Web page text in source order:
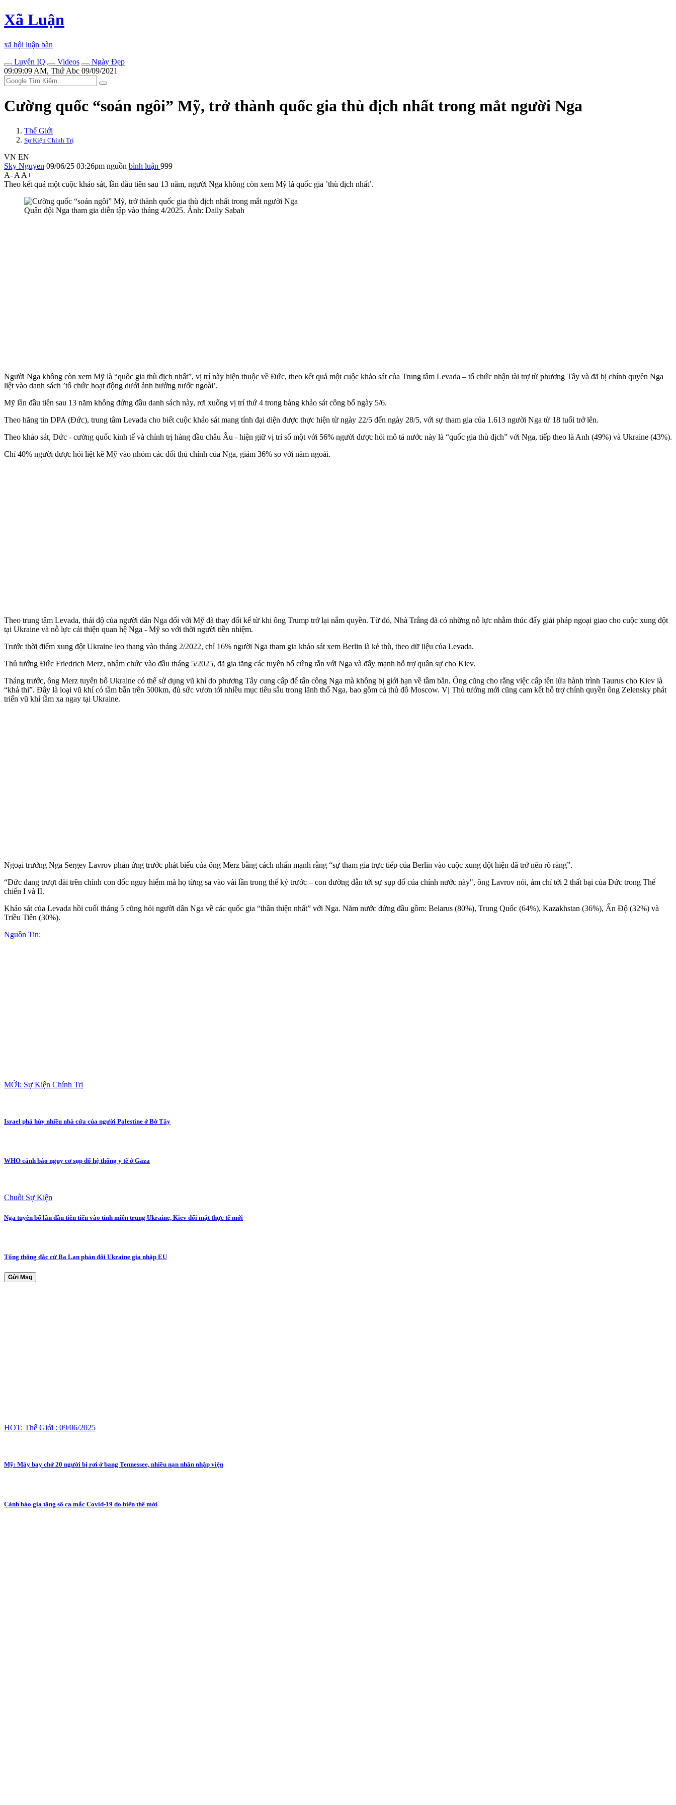
Xã Luận
xã hội luận bàn
Luyện IQ
Videos
Ngày Đẹp
09:09:09 AM, Thứ Abc 09/09/2021
Cường quốc “soán ngôi” Mỹ, trở thành quốc gia thù địch nhất trong mắt người Nga
Thế Giới
Sự Kiện Chính Trị
VN EN
Sky Nguyen 09/06/25 03:26pm nguồn bình luận 999
A- A A+
Theo kết quả một cuộc khảo sát, lần đầu tiên sau 13 năm, người Nga không còn xem Mỹ là quốc gia ’thù địch nhất’.
Quân đội Nga tham gia diễn tập vào tháng 4/2025. Ảnh: Daily Sabah
Người Nga không còn xem Mỹ là “quốc gia thù địch nhất”, vị trí này hiện thuộc về Đức, theo kết quả một cuộc khảo sát của Trung tâm Levada – tổ chức nhận tài trợ từ phương Tây và đã bị chính quyền Nga
liệt vào danh sách ’tổ chức hoạt động dưới ảnh hưởng nước ngoài’.
Mỹ lần đầu tiên sau 13 năm không đứng đầu danh sách này, rơi xuống vị trí thứ 4 trong bảng khảo sát công bố ngày 5/6.
Theo hãng tin DPA (Đức), trung tâm Levada cho biết cuộc khảo sát mang tính đại diện được thực hiện từ ngày 22/5 đến ngày 28/5, với sự tham gia của 1.613 người Nga từ 1‌8 tuổ‌i trở lên.
Theo khảo sát, Đức - cường quốc kinh tế và chính trị hàng đầu châu Âu - hiện giữ vị trí số một với 56% người được hỏi mô tả nước này là “quốc gia thù địch” với Nga, tiếp theo là Anh (49%) và Ukraine (43%).
Chỉ 40% người được hỏi liệt kê Mỹ vào nhóm các đối thủ chính của Nga, giảm 36% so với năm ngoái.
Theo trung tâm Levada, thái độ của người dân Nga đối với Mỹ đã thay đổi kể từ khi ông Trump trở lại nắm quyền. Từ đó, Nhà Trắng đã có những nỗ lực nhằm thúc đẩy giải pháp ngoại giao cho cuộc xung đột
tại Ukraine và nỗ lực cải thiện quan hệ Nga - Mỹ so với thời người tiền nhiệm.
Trước thời điểm xung đột Ukraine leo thang vào tháng 2/2022, chỉ 16% người Nga tham gia khảo sát xem Berlin là kẻ thù, theo dữ liệu của Levada.
Thủ tướng Đức Friedrich Merz, nhậm chức vào đầu tháng 5/2025, đã gia tăng các tuyên bố cứng rắn với Nga và đẩy mạnh hỗ trợ quân sự cho Kiev.
Tháng trước, ông Merz tuyên bố Ukraine có thể sử dụng vũ khí do phương Tây cung cấp để tấn công Nga mà không bị giới hạn về tầm bắn. Ông cũng cho rằng việc cấp tên lửa hành trình Taurus cho Kiev là
“khả thi”. Đây là loại vũ khí có tầm bắn trên 500km, đủ sức vươn tới nhiều mục tiêu sâu trong lãnh thổ Nga, bao gồm cả thủ đô Moscow. Vị Thủ tướng mới cũng cam kết hỗ trợ chính quyền ông Zelensky phát
triển vũ khí tầm xa ngay tại Ukraine.
Ngoại trưởng Nga Sergey Lavrov phản ứng trước phát biểu của ông Merz bằng cách nhấn mạnh rằng “sự tham gia trực tiếp của Berlin vào cuộc xung đột hiện đã trở nên rõ ràng”.
“Đức đang trượt dài trên chính con dốc nguy hiểm mà họ từng sa vào vài lần trong thế kỷ trước – con đường dẫn tới sự sụp đổ của chính nước này", ông Lavrov nói, ám chỉ tới 2 thất bại của Đức trong Thế
chiến I và II.
Khảo sát của Levada hồi cuối tháng 5 cũng hỏi người dân Nga về các quốc gia “thân thiện nhất” với Nga. Năm nước đứng đầu gồm: Belarus (80%), Trung Quốc (64%), Kazakhstan (36%), Ấn Độ (32%) và
Triều Tiên (30%).
Nguồn Tin:
MỚI: Sự Kiện Chính Trị
Israel phá hủy nhiều nhà cửa của người Palestine ở Bờ Tây
WHO cảnh báo nguy cơ sụp đổ hệ thống y tế ở Gaza
Chuỗi Sự Kiện
Nga tuyên bố lần đầu tiên tiến vào tỉnh miền trung Ukraine, Kiev đối mặt thực tế mới
Tổng thống đắc cử Ba Lan phản đối Ukraine gia nhập EU
Gửi Msg
HOT: Thế Giới : 09/06/2025
Mỹ: Máy bay chở 20 người bị rơi ở bang Tennessee, nhiều nạn nhân nhập viện
Cảnh báo gia tăng số ca mắc Covid-19 do biến thể mới